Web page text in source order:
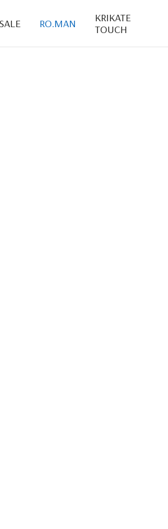
SALE RO.MAN
KRIKATE
TOUCH